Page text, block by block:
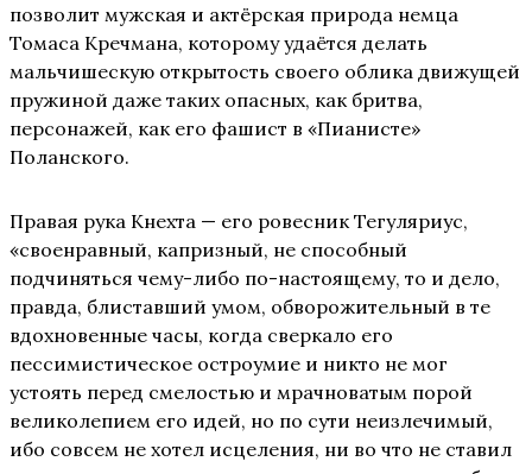
позволит мужская и актёрская природа немца
Томаса Кречмана, которому удаётся делать
мальчишескую открытость своего облика движущей
пружиной даже таких опасных, как бритва,
персонажей, как его фашист в «Пианисте»
Поланского.
Правая рука Кнехта — его ровесник Тегуляриус,
«своенравный, капризный, не способный
подчиняться чему-либо по-настоящему, то и дело,
правда, блиставший умом, обворожительный в те
вдохновенные часы, когда сверкало его
пессимистическое остроумие и никто не мог
устоять перед смелостью и мрачноватым порой
великолепием его идей, но по сути неизлечимый,
ибо совсем не хотел исцеления, ни во что не ставил